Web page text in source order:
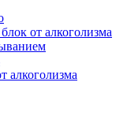
от алкоголизма
алкоголизма